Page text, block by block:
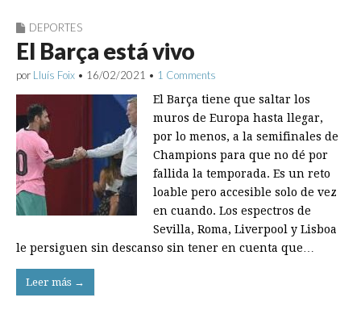
DEPORTES
El Barça está vivo
por Lluís Foix • 16/02/2021 • 1 Comments
El Barça tiene que saltar los
muros de Europa hasta llegar,
por lo menos, a la semifinales de
Champions para que no dé por
fallida la temporada. Es un reto
loable pero accesible solo de vez
en cuando. Los espectros de
Sevilla, Roma, Liverpool y Lisboa
le persiguen sin descanso sin tener en cuenta que…
Leer más →